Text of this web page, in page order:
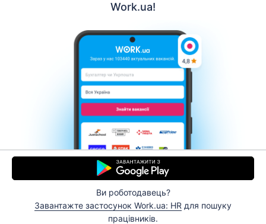
Work.ua!
Ви роботодавець?
Завантажте застосунок Work.ua: HR для пошуку
працівників.
Відгукнутися
Контакти Про нас
Кар’єра
Новини Work.ua
Допомога Умови використання
Роботодавцю
© 2006–2026 Work.ua. Сервіс пошуку роботи №1 в